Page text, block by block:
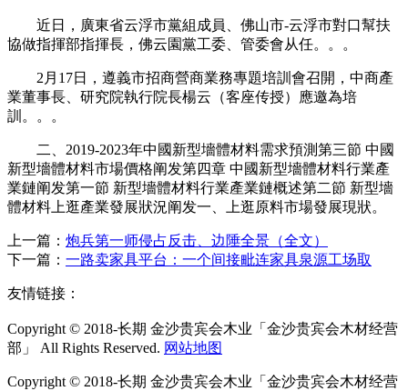
近日，廣東省云浮市黨組成員、佛山市-云浮市對口幫扶
協做指揮部指揮長，佛云園黨工委、管委會从任。。。
2月17日，遵義市招商營商業務專題培訓會召開，中商產
業董事長、研究院執行院長楊云（客座传授）應邀為培
訓。。。
二、2019-2023年中國新型墻體材料需求預測第三節 中國
新型墻體材料市場價格阐发第四章 中國新型墻體材料行業產
業鏈阐发第一節 新型墻體材料行業產業鏈概述第二節 新型墻
體材料上逛產業發展狀況阐发一、上逛原料市場發展現狀。
上一篇： 炮兵第一师侵占反击、边陲全景（全文）
下一篇： 一路卖家具平台：一个间接毗连家具泉源工场取
友情链接：
Copyright © 2018-长期 金沙贵宾会木业「金沙贵宾会木材经营
部」 All Rights Reserved. 网站地图
Copyright © 2018-长期 金沙贵宾会木业「金沙贵宾会木材经营